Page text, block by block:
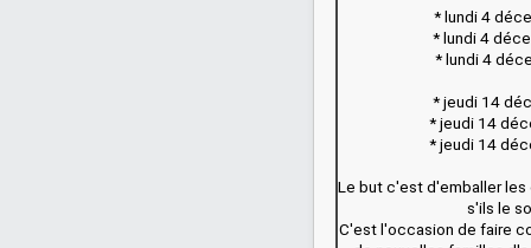
* lundi 4
* lundi 4
* lundi 4
* jeudi 14
* jeudi 14
* jeudi 14
Le but c'est d'emballer
s'ils le
C'est l'occasion de faire